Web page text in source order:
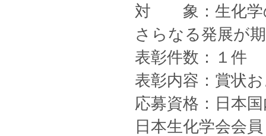
対 象：生化学
さらなる発展が
表彰件数：１件
表彰内容：賞状
応募資格：日本
日本生化学会会